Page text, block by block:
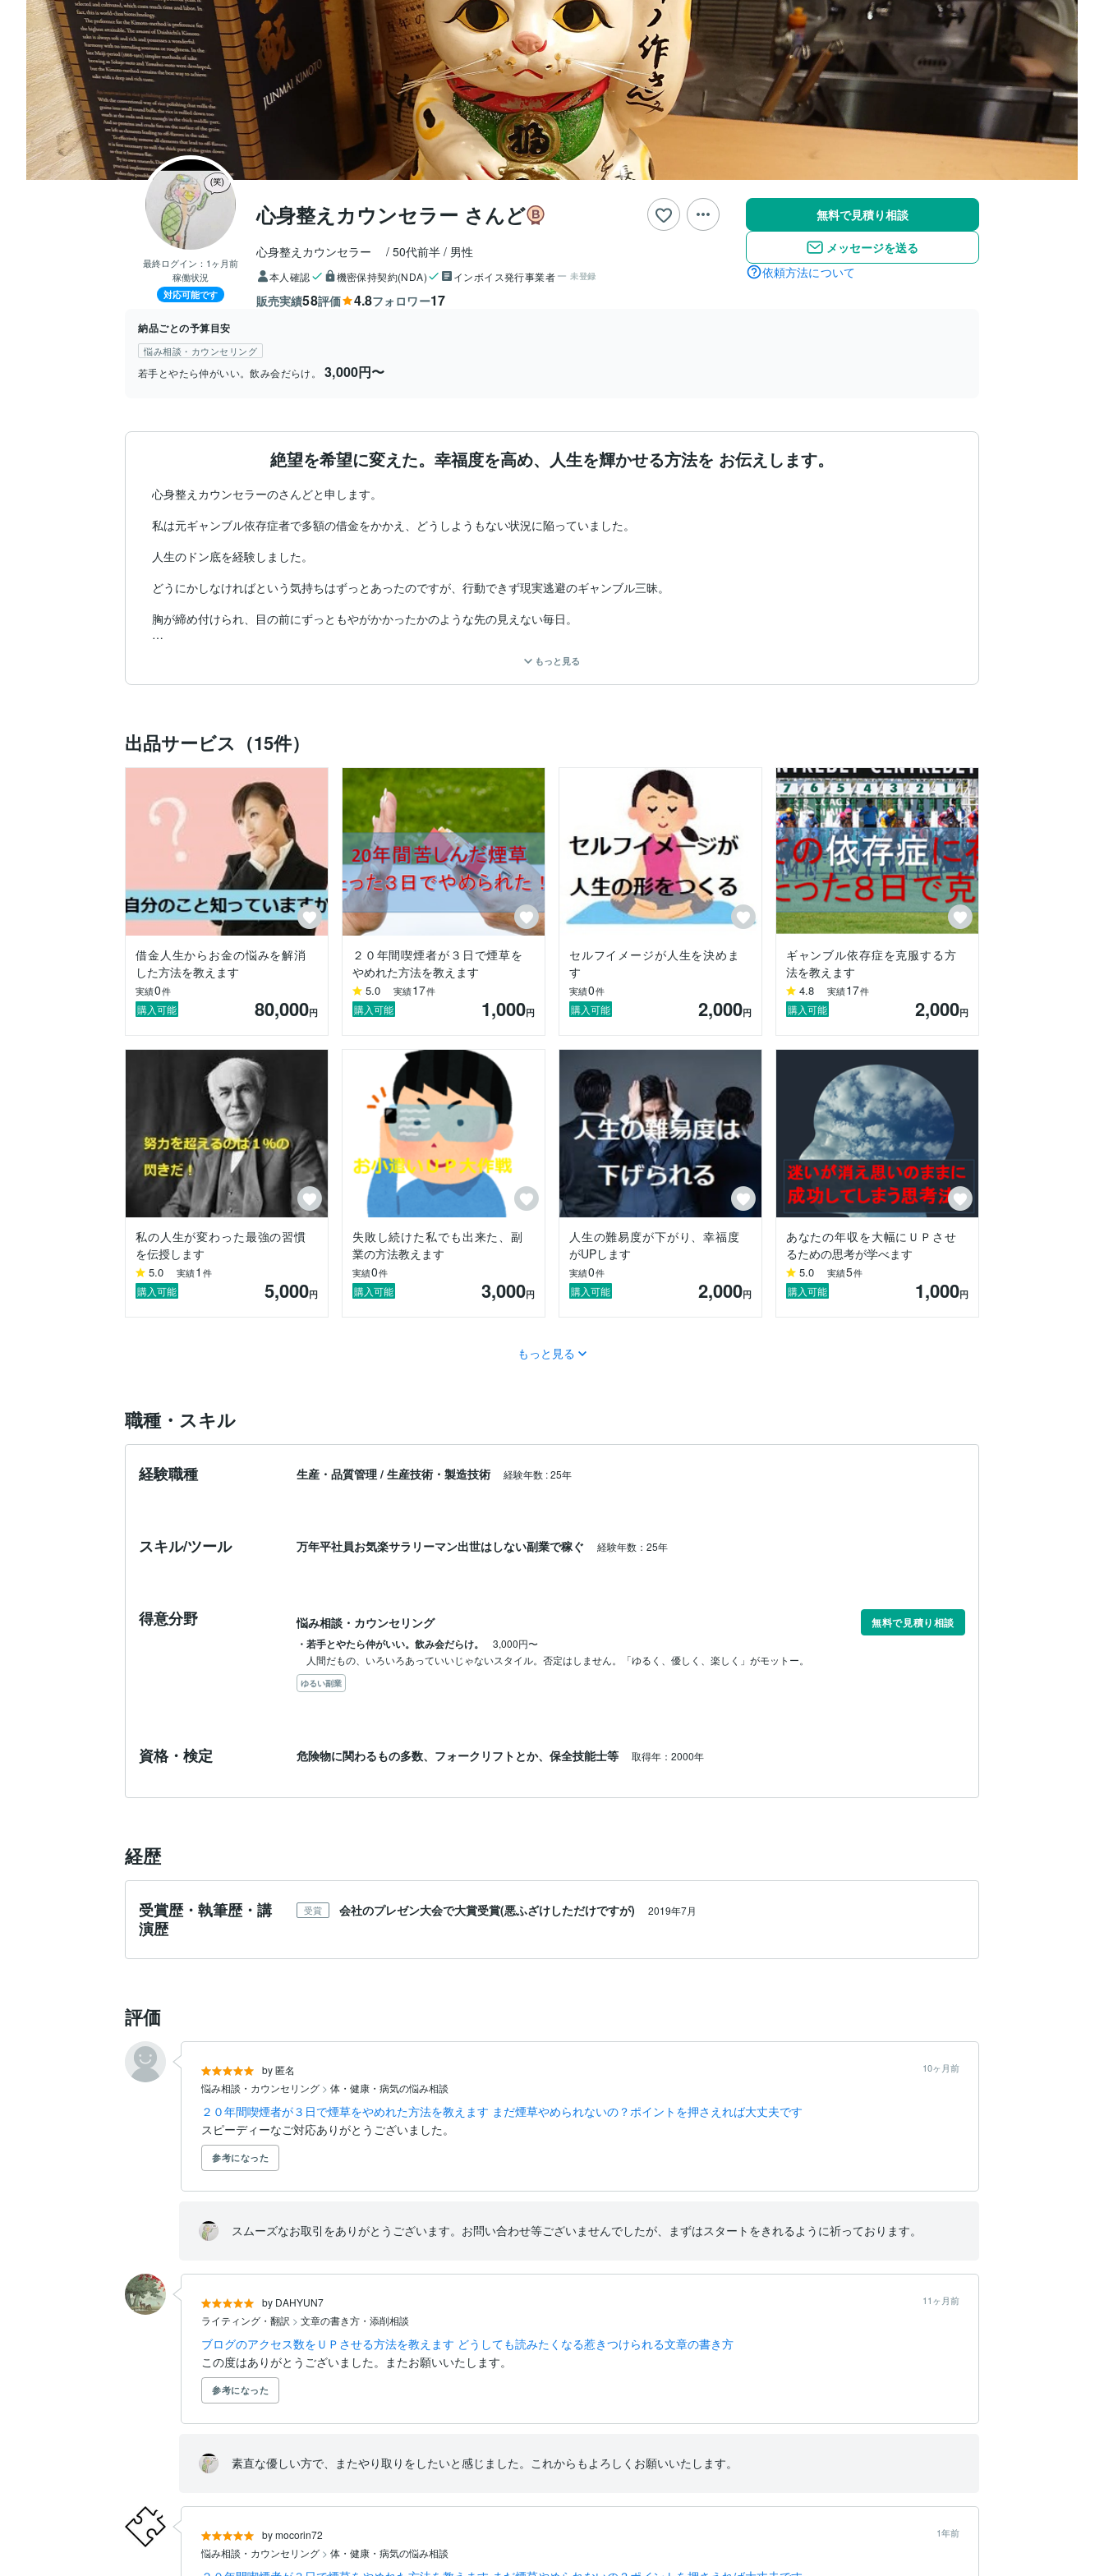
最終ログイン： 1ヶ月前
稼働状況
対応可能です
心身整えカウンセラー さんど
心身整えカウンセラー 50代前半 男性
本人確認 機密保持契約(NDA) インボイス発行事業者 未登録
販売実績58評価 4.8フォロワー17
無料で見積り相談
メッセージを送る
依頼方法について
納品ごとの予算目安
悩み相談・カウンセリング
若手とやたら仲がいい。飲み会だらけ。 3,000円〜
絶望を希望に変えた。幸福度を高め、人生を輝かせる方法を お伝えします。
心身整えカウンセラーのさんどと申します。
私は元ギャンブル依存症者で多額の借金をかかえ、どうしようもない状況に陥っていました。
人生のドン底を経験しました。
どうにかしなければという気持ちはずっとあったのですが、行動できず現実逃避のギャンブル三昧。
胸が締め付けられ、目の前にずっともやがかかったかのような先の見えない毎日。
私の人生は救われました。やっと、わくわくする感情を手にする事ができました。
考え方を変える。マインドセットで人生は大きく輝きます。
私の出品サービスをご覧になっていただければ、確信できるでしょう。
一歩踏み出せないあなたの背中をそっと押してあげる勇気になりたい。
もっと見る
出品サービス（15件）
借金人生からお金の悩みを解消
した方法を教えます
実績0件
購入可能 80,000円
２０年間喫煙者が３日で煙草を
やめれた方法を教えます
5.0 実績17件
購入可能 1,000円
セルフイメージが人生を決めま
す
実績0件
購入可能 2,000円
ギャンブル依存症を克服する方
法を教えます
4.8 実績17件
購入可能 2,000円
私の人生が変わった最強の習慣
を伝授します
5.0 実績1 件
購入可能 5,000円
失敗し続けた私でも出来た、副
業の方法教えます
実績0件
購入可能 3,000円
人生の難易度が下がり、幸福度
がUPします
実績0件
購入可能 2,000円
あなたの年収を大幅にＵＰさせ
るための思考が学べます
5.0 実績5件
購入可能 1,000円
もっと見る
職種・スキル
経験職種 生産・品質管理 / 生産技術・製造技術 経験年数 :25年
スキル/ツール 万年平社員お気楽サラリーマン出世はしない副業で稼ぐ 経験年数：25年
得意分野 悩み相談・カウンセリング
無料で見積り相談
・若手とやたら仲がいい。飲み会だらけ。
3,000円〜
人間だもの、いろいろあっていいじゃないスタイル。否定はしません。「ゆるく、優しく、楽しく」がモットー。
ゆるい副業
資格・検定 危険物に関わるもの多数、フォークリフトとか、保全技能士等 取得年：2000年
経歴
受賞歴・執筆歴・講
演歴
受賞 会社のプレゼン大会で大賞受賞(悪ふざけしただけですが) 2019年7月
評価
by 匿名 10ヶ月前
悩み相談・カウンセリング > 体・健康・病気の悩み相談
２０年間喫煙者が３日で煙草をやめれた方法を教えます まだ煙草やめられないの？ポイントを押さえれば大丈夫です
スピーディーなご対応ありがとうございました。
参考になった
スムーズなお取引をありがとうございます。お問い合わせ等ございませんでしたが、まずはスタートをきれるように祈っております。
by DAHYUN7 11ヶ月前
ライティング・翻訳 > 文章の書き方・添削相談
ブログのアクセス数をＵＰさせる方法を教えます どうしても読みたくなる惹きつけられる文章の書き方
この度はありがとうございました。またお願いいたします。
参考になった
素直な優しい方で、またやり取りをしたいと感じました。これからもよろしくお願いいたします。
by mocorin72 1年前
悩み相談・カウンセリング > 体・健康・病気の悩み相談